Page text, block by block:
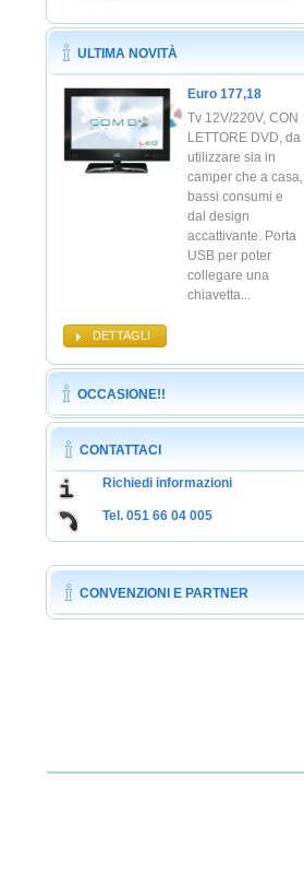
ULTIMA NOVITÀ
Euro 177,18
Tv 12V/220V, CON
LETTORE DVD, da
utilizzare sia in
camper che a casa,
bassi consumi e
dal design
accattivante. Porta
USB per poter
collegare una
chiavetta...
DETTAGLI
OCCASIONE!!
CONTATTACI
Richiedi informazioni
Tel. 051 66 04 005
CONVENZIONI E PARTNER